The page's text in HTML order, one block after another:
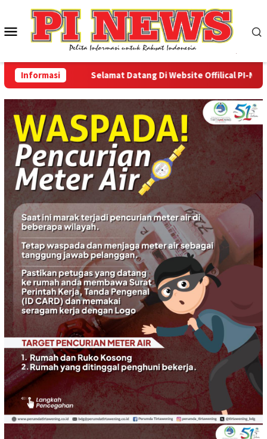
konten
Menu
Mobile
Informasi Selamat Datang Di Website Offilical PI-News